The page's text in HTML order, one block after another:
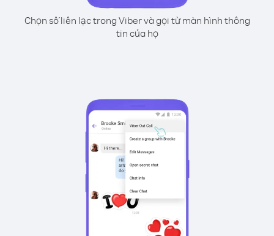
Chọn số liên lạc trong Viber và gọi từ màn hình thông
tin của họ